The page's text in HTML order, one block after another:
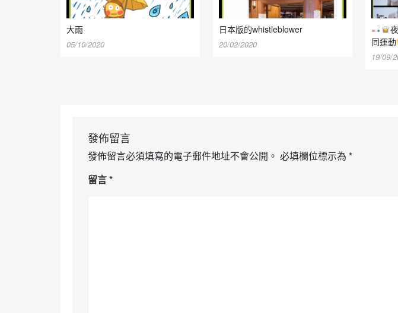
大雨
05/10/2020
日本版的whistleblower
20/02/2020
同運動
19/09/
發佈留言
發佈留言必須填寫的電子郵件地址不會公開。 必填欄位標示為 *
留言*